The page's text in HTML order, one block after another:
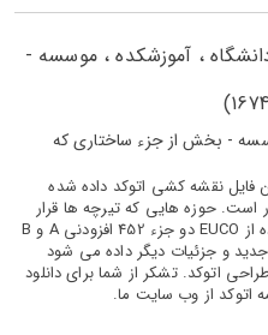
، آموزشکده ، موسسه -
- بخش از جزء ساختاری که
نقشه کشی اتوکد داده شده
حوزه هایی که تیرچه ها قرار
داده خواهد شد حفره دار و بتن با استفاده از EUCO دو جزء 452 افزودنی A و B
و جزئیات دیگر داده می شود
اتوکد. تشکر از شما برای دانلود
اتوکد از وب سایت ما.